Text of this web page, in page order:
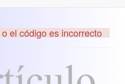
el código es incorrecto